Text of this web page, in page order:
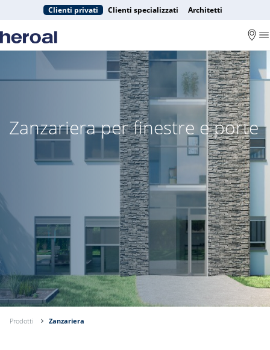
Clienti privati Clienti specializzati Architetti
Zanzariera per finestre e porte
Prodotti Zanzariera